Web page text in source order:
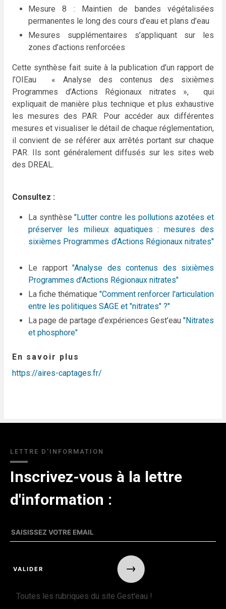
Mesure 8 : Maintien de bandes végétalisées
permanentes le long des cours d’eau et plans d’eau
Mesures supplémentaires s’appliquant sur les
zones d’actions renforcées
Cette synthèse fait suite à la publication d’un rapport de
l’OIEau « Analyse des contenus des sixièmes
Programmes d’Actions Régionaux nitrates », qui
expliquait de manière plus technique et plus exhaustive
les mesures des PAR. Pour accéder aux différentes
mesures et visualiser le détail de chaque réglementation,
il convient de se référer aux arrêtés portant sur chaque
PAR. Ils sont généralement diffusés sur les sites web
des DREAL.
Consultez :
La synthèse"Lutter contre les pollutions azotées et
préserver les milieux aquatiques : mesures des
sixièmes Programmes d’Actions Régionaux nitrates"
Le rapport "Analyse des contenus des sixièmes
Programmes d’Actions Régionaux nitrates"
La fiche thématique "Comment renforcer l'articulation
entre les politiques SAGE et "nitrates" ?"
La page de partage d’expériences Gest’eau "Nitrates
et phosphore"
En savoir plus
https://aires-captages.fr/
LETTRE D'INFORMATION
Inscrivez-vous à la lettre
d'information :
Toutes les rubriques du site Gest'eau !